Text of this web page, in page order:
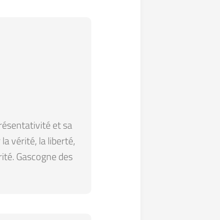
et sa
vérité, la liberté,
Gascogne des